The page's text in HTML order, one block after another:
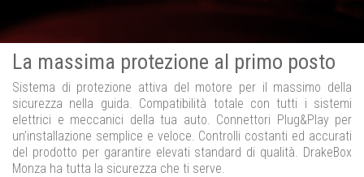
La massima protezione al primo posto
Sistema di protezione attiva del motore per il massimo della
sicurezza nella guida. Compatibilità totale con tutti i sistemi
elettrici e meccanici della tua auto. Connettori Plug&Play per
un’installazione semplice e veloce. Controlli costanti ed accurati
del prodotto per garantire elevati standard di qualità. DrakeBox
Monza ha tutta la sicurezza che ti serve.